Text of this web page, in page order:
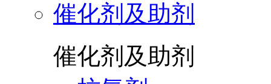
催化剂及助剂
催化剂及助剂